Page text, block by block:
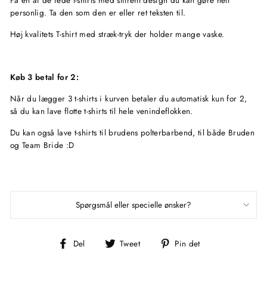
personlig. Ta den som den er eller ret teksten til.
Høj kvalitets T-shirt med stræk-tryk der holder mange vaske.
Køb 3 betal for 2:
Når du lægger 3 t-shirts i kurven betaler du automatisk kun for 2,
så du kan lave flotte t-shirts til hele venindeflokken.
Du kan også lave t-shirts til brudens polterbarbend, til både Bruden
og Team Bride :D
Spørgsmål eller specielle ønsker?
Del
Del
Tweet
Tweet Pin det